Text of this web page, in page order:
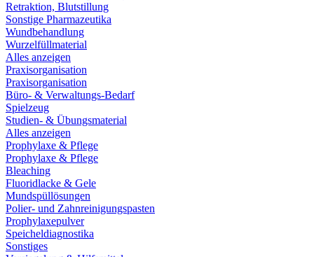
Retraktion, Blutstillung
Sonstige Pharmazeutika
Wundbehandlung
Wurzelfüllmaterial
Alles anzeigen
Praxisorganisation
Praxisorganisation
Büro- & Verwaltungs-Bedarf
Spielzeug
Studien- & Übungsmaterial
Alles anzeigen
Prophylaxe & Pflege
Prophylaxe & Pflege
Bleaching
Fluoridlacke & Gele
Mundspüllösungen
Polier- und Zahnreinigungspasten
Prophylaxepulver
Speicheldiagnostika
Sonstiges